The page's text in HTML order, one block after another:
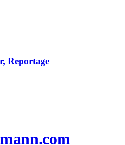
Reportage